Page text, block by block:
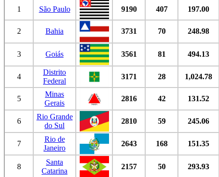
1 São Paulo 9190 407 197.00
2 Bahia 3731 70 248.98
3 Goiás 3561 81 494.13
4
Distrito
Federal
3171 28 1,024.78
5
Minas
Gerais
2816 42 131.52
6
Rio Grande
do Sul
2810 59 245.06
7
Rio de
Janeiro
2643 168 151.35
8
Santa
Catarina
2157 50 293.93